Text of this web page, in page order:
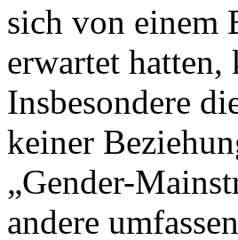
sich von einem
erwartet
Insbesondere
keiner
„Gender-
andere